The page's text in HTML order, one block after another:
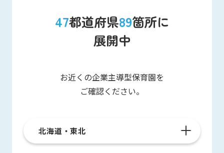
47都道府県89箇所に
展開中
お近くの企業主導型保育園を
ご確認ください。
北海道・東北